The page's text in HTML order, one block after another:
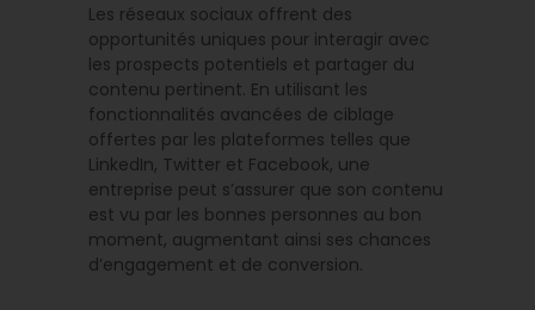
Les réseaux sociaux offrent des
opportunités uniques pour interagir avec
les prospects potentiels et partager du
contenu pertinent. En utilisant les
fonctionnalités avancées de ciblage
offertes par les plateformes telles que
LinkedIn, Twitter et Facebook, une
entreprise peut s’assurer que son contenu
est vu par les bonnes personnes au bon
moment, augmentant ainsi ses chances
d’engagement et de conversion.